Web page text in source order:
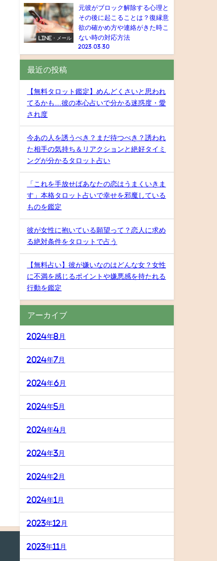
LINE・メール
元彼がブロック解除する心理と
その後に起こることは？復縁意
欲の確かめ方や連絡がきた時こ
ない時の対応方法
2023.03.30
最近の投稿
【無料タロット鑑定】めんどくさいと思われ
てるかも…彼の本心占いで分かる迷惑度・愛
され度
今あの人を誘うべき？まだ待つべき？誘われ
た相手の気持ち＆リアクションと絶好タイミ
ングが分かるタロット占い
「これを手放せばあなたの恋はうまくいきま
す」本格タロット占いで幸せを邪魔している
ものを鑑定
彼が女性に抱いている願望って？恋人に求め
る絶対条件をタロットで占う
【無料占い】彼が嫌いなのはどんな女？女性
に不満を感じるポイントや嫌悪感を持たれる
行動を鑑定
アーカイブ
2024年8月
2024年7月
2024年6月
2024年5月
2024年4月
2024年3月
2024年2月
2024年1月
2023年12月
2023年11月